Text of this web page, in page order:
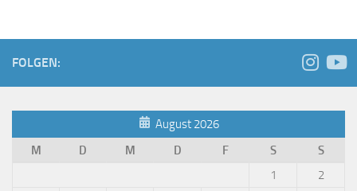
FOLGEN:
August 2026
M
D M D F S
S
1
2